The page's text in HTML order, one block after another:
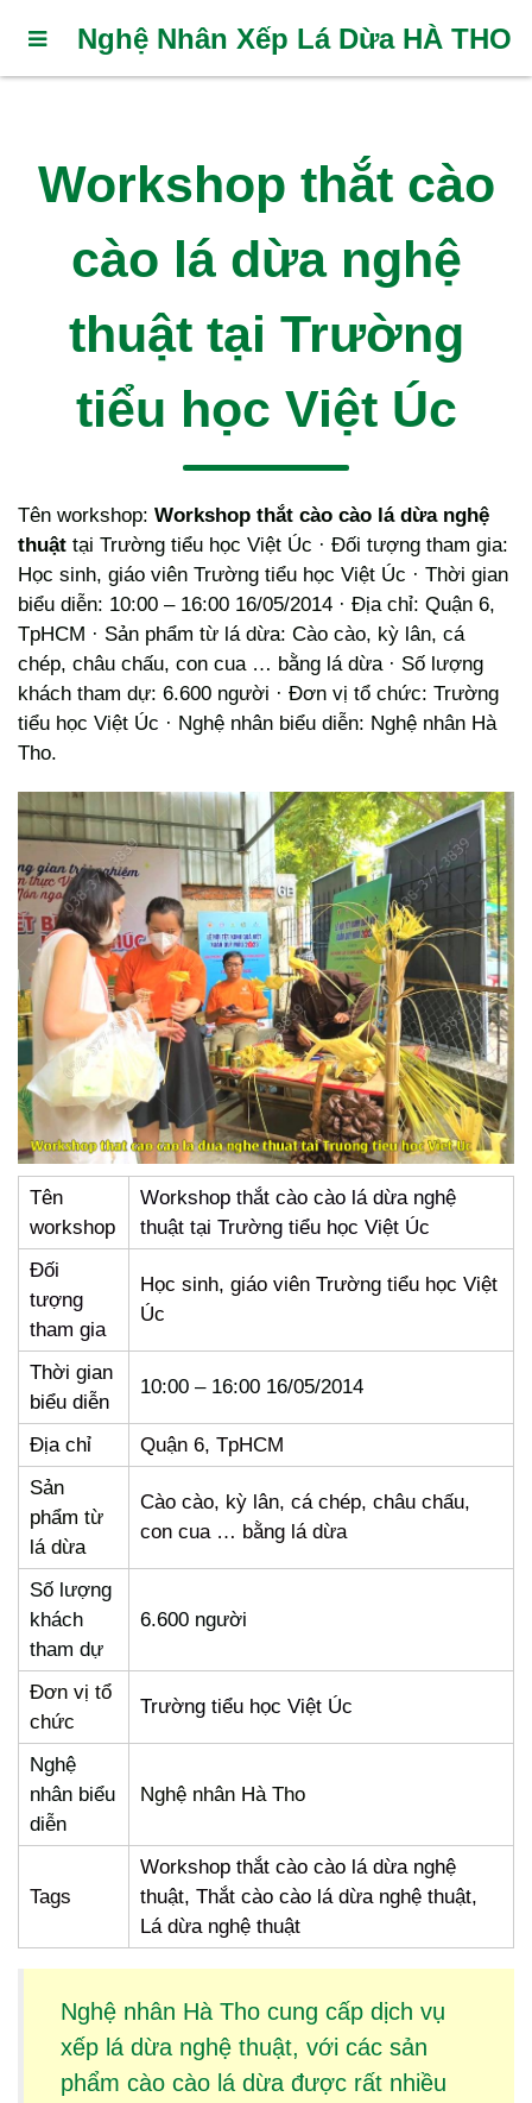
Nghệ Nhân Xếp Lá Dừa HÀ THO
Workshop thắt cào
cào lá dừa nghệ
thuật tại Trường
tiểu học Việt Úc
Tên workshop: Workshop thắt cào cào lá dừa nghệ
thuật tại Trường tiểu học Việt Úc · Đối tượng tham gia:
Học sinh, giáo viên Trường tiểu học Việt Úc · Thời gian
biểu diễn: 10:00 – 16:00 16/05/2014 · Địa chỉ: Quận 6,
TpHCM · Sản phẩm từ lá dừa: Cào cào, kỳ lân, cá
chép, châu chấu, con cua … bằng lá dừa · Số lượng
khách tham dự: 6.600 người · Đơn vị tổ chức: Trường
tiểu học Việt Úc · Nghệ nhân biểu diễn: Nghệ nhân Hà
Tho.
Tên
workshop
Workshop thắt cào cào lá dừa nghệ
thuật tại Trường tiểu học Việt Úc
Đối
tượng
tham gia
Học sinh, giáo viên Trường tiểu học Việt
Úc
Thời gian
biểu diễn
10:00 – 16:00 16/05/2014
Địa chỉ
Quận 6, TpHCM
Sản
phẩm từ
lá dừa
Cào cào, kỳ lân, cá chép, châu chấu,
con cua … bằng lá dừa
Số lượng
khách
tham dự
6.600 người
Đơn vị tổ
chức
Trường tiểu học Việt Úc
Nghệ
nhân biểu
diễn
Nghệ nhân Hà Tho
Tags
Workshop thắt cào cào lá dừa nghệ
thuật, Thắt cào cào lá dừa nghệ thuật,
Lá dừa nghệ thuật
Nghệ nhân Hà Tho cung cấp dịch vụ
xếp lá dừanghệ thuật, với các sản
phẩm cào cào lá dừađược rất nhiều